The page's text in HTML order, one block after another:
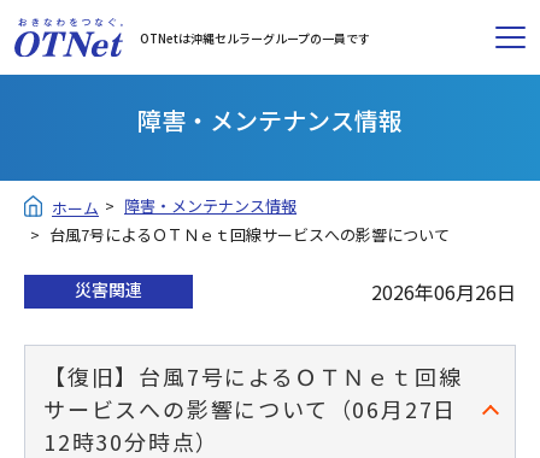
OTNetは沖縄セルラーグループの一員です
障害・メンテナンス情報
ホーム
障害・メンテナンス情報
台風7号によるＯＴＮｅｔ回線サービスへの影響について
災害関連 2026年06月26日
【復旧】台風7号によるＯＴＮｅｔ回線
サービスへの影響について（06月27日
12時30分時点）